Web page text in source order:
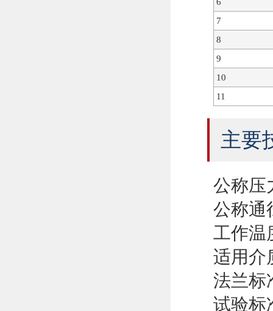
7
8
9
10
11
主要
公称压
公称通
工作温
适用介
法兰标
试验标